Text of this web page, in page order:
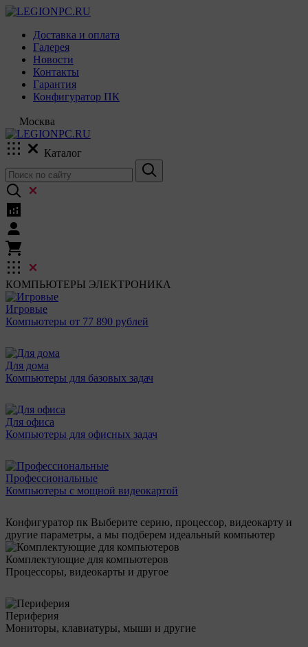
Доставка и оплата
Галерея
Новости
Контакты
Гарантия
Конфигуратор ПК
Москва
Каталог
КОМПЬЮТЕРЫ ЭЛЕКТРОНИКА
Игровые
Компьютеры от 77 890 рублей
Для дома
Компьютеры для базовых задач
Для офиса
Компьютеры для офисных задач
Профессиональные
Компьютеры с мощной видеокартой
Конфигуратор пк Выберите серию, процессор, видеокарту и
другие параметры, а мы подберем идеальный компьютер
Комплектующие для компьютеров
Процессоры, видеокарты и другое
Периферия
Мониторы, клавиатуры, мыши и другие